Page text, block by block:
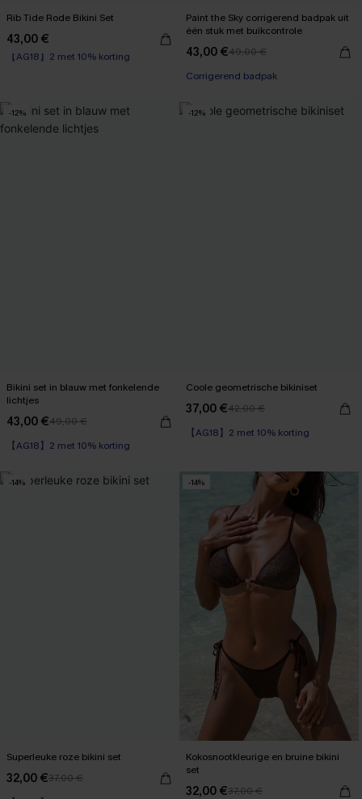
Rib Tide Rode Bikini Set
43,00 €
【AG18】2 met 10% korting
Naadloos
Paint the Sky corrigerend badpak uit
één stuk met buikcontrole
43,00 €49,00 €
Corrigerend badpak
-12%
Bikini set in blauw met fonkelende
lichtjes
43,00 €49,00 €
【AG18】2 met 10% korting
-12%
Coole geometrische bikiniset
37,00 €42,00 €
【AG18】2 met 10% korting
-14%
Superleuke roze bikini set
32,00 €37,00 €
-14%
Kokosnootkleurige en bruine bikini
set
32,00 €37,00 €